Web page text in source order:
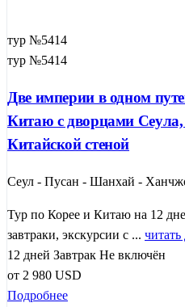
тур №5414
тур №5414
Две империи в одном
Китаю с дворцами
Китайской стеной
Сеул - Пусан - Шанхай -
Тур по Корее и Китаю на 12
завтраки, экскурсии с ... читать
12 дней Завтрак Не включён
от 2 980 USD
Подробнее